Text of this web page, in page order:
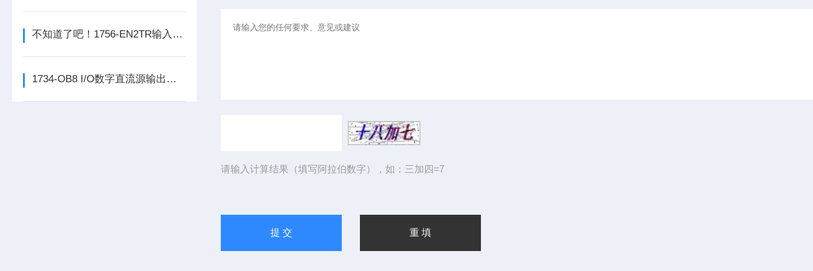
不知道了吧！1756-EN2TR输入模块是数控系统动力的保障
1734-OB8 I/O数字直流源输出模块的正确安装步骤分享
请输入计算结果（填写阿拉伯数字），如：三加四=7